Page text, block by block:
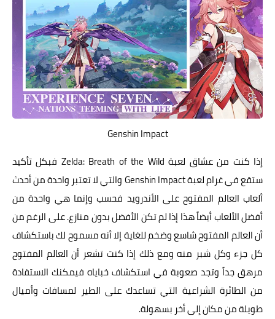
Genshin Impact
إذا كنت من عشاق لعبة Zelda: Breath of the Wild فبكل تأكيد
ستقع في غرام لعبة Genshin Impact والتي لا تعتبر واحدة من أحدث
ألعاب العالم المفتوح على الأندرويد فحسب وإنما هي واحدة من
أفضل الألعاب أيضاً هذا إذا لم تكن الأفضل بدون منازع. على الرغم من
أن العالم المفتوح شاسع وضخم للغاية إلا أنه مسموح لك باستكشاف
كل جزء وكل شبر منه ومع ذلك إذا كنت تشعر أن العالم المفتوح
مرهق جداً وتجد صعوبة في استكشاف خباياه فيمكنك الاستفادة
من الطائرة الشراعية التي تساعدك على الطير لمسافات وأميال
طويلة من مكان إلى أخر بسهولة.